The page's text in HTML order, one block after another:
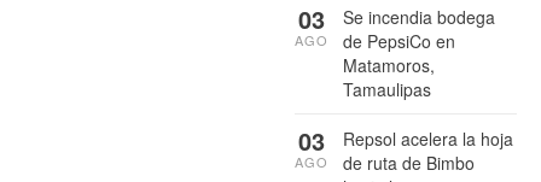
Se incendia bodega
de PepsiCo en
Matamoros,
Tamaulipas
03
AGO
Repsol acelera la hoja
de ruta de Bimbo
03
AGO